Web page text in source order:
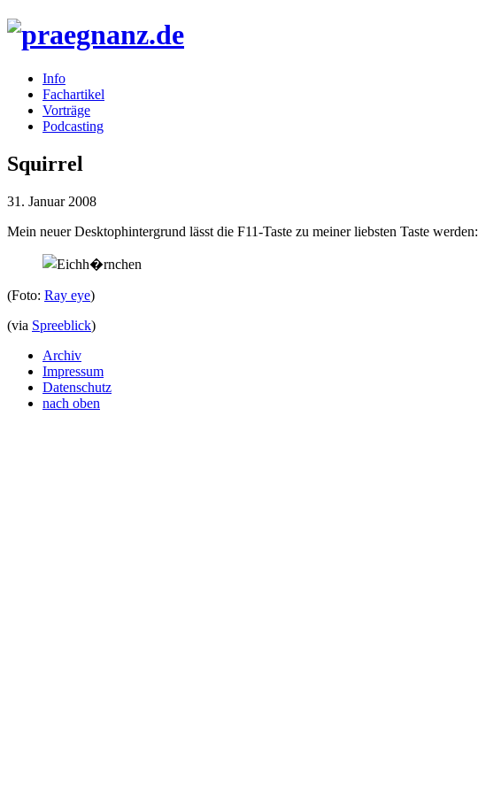
Info
Fachartikel
Vorträge
Podcasting
Squirrel
31. Januar 2008
Mein neuer Desktophintergrund lässt die F11-Taste zu meiner liebsten Taste werden:
(Foto: Ray eye)
(via Spreeblick)
Archiv
Impressum
Datenschutz
nach oben